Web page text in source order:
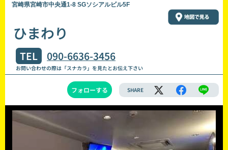
宮崎県宮崎市中央通1-8 SGソシアルビル5F
ひまわり
TEL 090-6636-3456
お問い合わせの際は「スナカラ」を見たとお伝え下さい
フォローする SHARE